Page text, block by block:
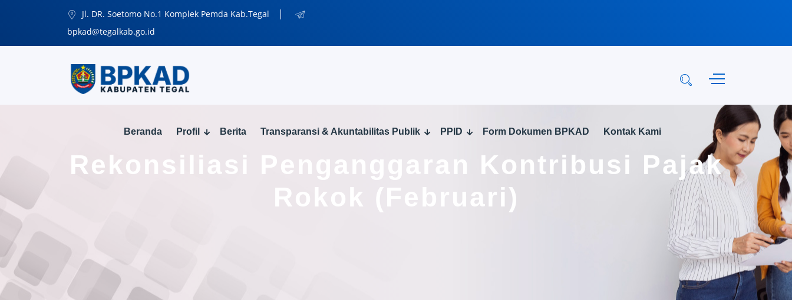
Jl. DR. Soetomo No.1 Komplek Pemda Kab.Tegal
bpkad@tegalkab.go.id
Beranda Profil Berita Transparansi & Akuntabilitas Publik PPID Form Dokumen BPKAD Kontak Kami
Rekonsiliasi Penganggaran Kontribusi Pajak
Rokok (Februari)